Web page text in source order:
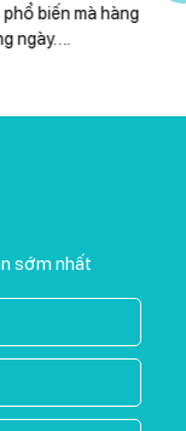
biến mà hàng
ngày….
sớm nhất